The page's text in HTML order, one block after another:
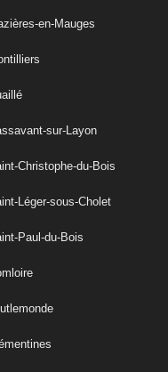
en-Mauges
sur-Layon
Christophe-du-Bois
Léger-sous-Cholet
Paul-du-Bois